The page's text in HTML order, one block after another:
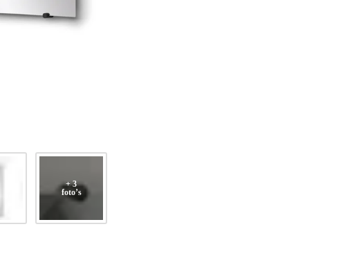
+ 3
foto’s